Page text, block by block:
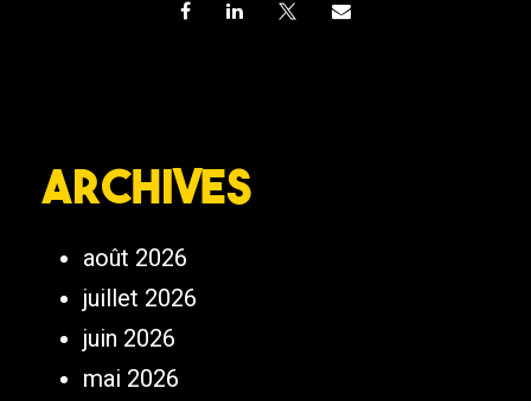
Archives
août 2026
juillet 2026
juin 2026
mai 2026